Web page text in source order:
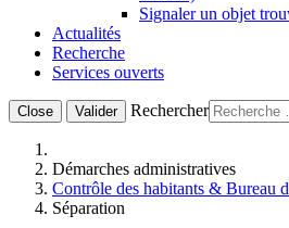
Signaler un objet
Actualités
Recherche
Services ouverts
Close Valider Rechercher
Démarches administratives
Contrôle des habitants & Bureau
Séparation